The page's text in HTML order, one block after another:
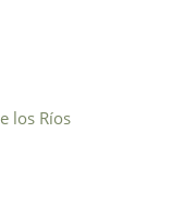
los Ríos